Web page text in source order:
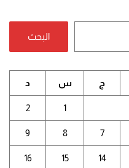
البحث
ج س د
1
2
7
8
9
14
15
16